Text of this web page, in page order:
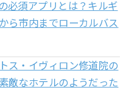
必須アプリとは？キルギ
ら市内までローカルバス
ス・イヴィロン修道院の
敵なホテルのようだった